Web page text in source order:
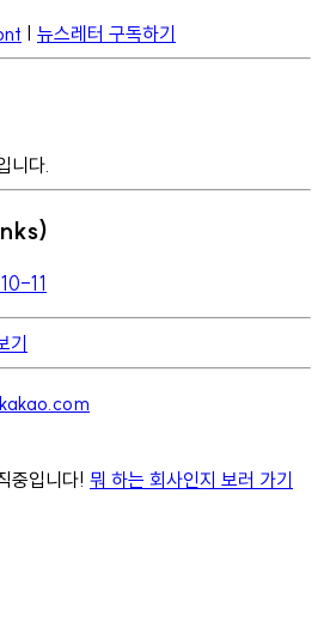
뉴스레터 구독하기
니다.
11
중입니다! 뭐 하는 회사인지 보러 가기